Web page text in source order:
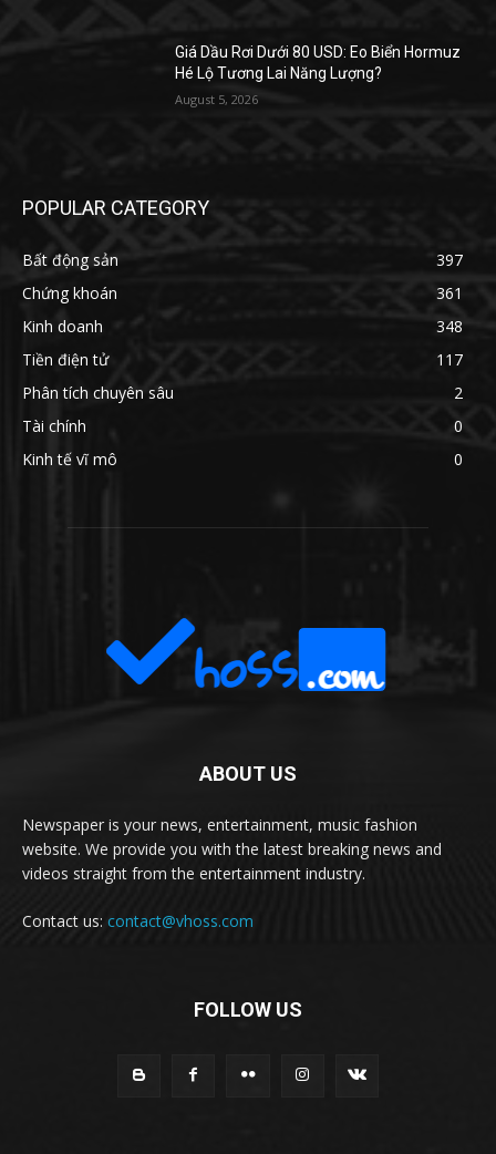
Giá Dầu Rơi Dưới 80 USD: Eo Biển Hormuz
Hé Lộ Tương Lai Năng Lượng?
August 5, 2026
POPULAR CATEGORY
Bất động sản
397
Chứng khoán
361
Kinh doanh
348
Tiền điện tử
117
Phân tích chuyên sâu
2
Tài chính
0
Kinh tế vĩ mô
0
ABOUT US
Newspaper is your news, entertainment, music fashion
website. We provide you with the latest breaking news and
videos straight from the entertainment industry.
Contact us: contact@vhoss.com
FOLLOW US